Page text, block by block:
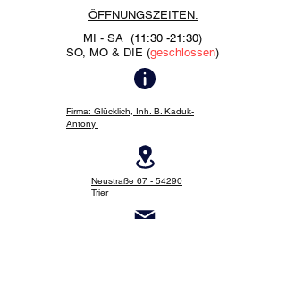
ÖFFNUNGSZEITEN:
MI - SA (11:30 -21:30)
SO, MO & DIE (geschlossen)
Firma: Glücklich, Inh. B. Kaduk-
Antony
Neustraße 67 - 54290
Trier